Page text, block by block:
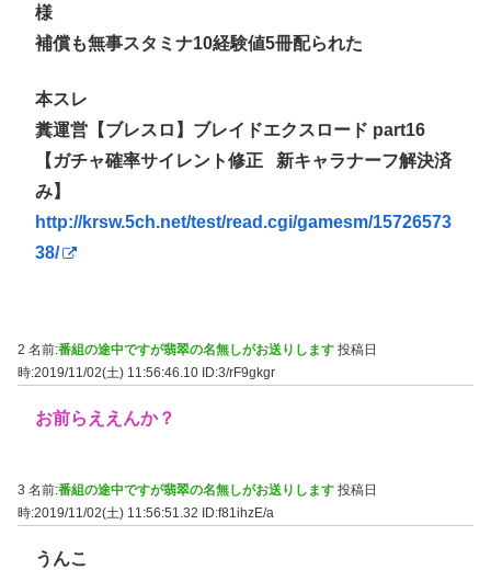
様
補償も無事スタミナ10経験値5冊配られた
本スレ
糞運営【ブレスロ】ブレイドエクスロード part16
【ガチャ確率サイレント修正⠀新キャラナーフ解決済
み】
http://krsw.5ch.net/test/read.cgi/gamesm/15726573
38/
2 名前:番組の途中ですが翡翠の名無しがお送りします 投稿日
時:2019/11/02(土) 11:56:46.10 ID:3/rF9gkgr
お前らええんか？
3 名前:番組の途中ですが翡翠の名無しがお送りします 投稿日
時:2019/11/02(土) 11:56:51.32
ID:f81ihzE/a
うんこ